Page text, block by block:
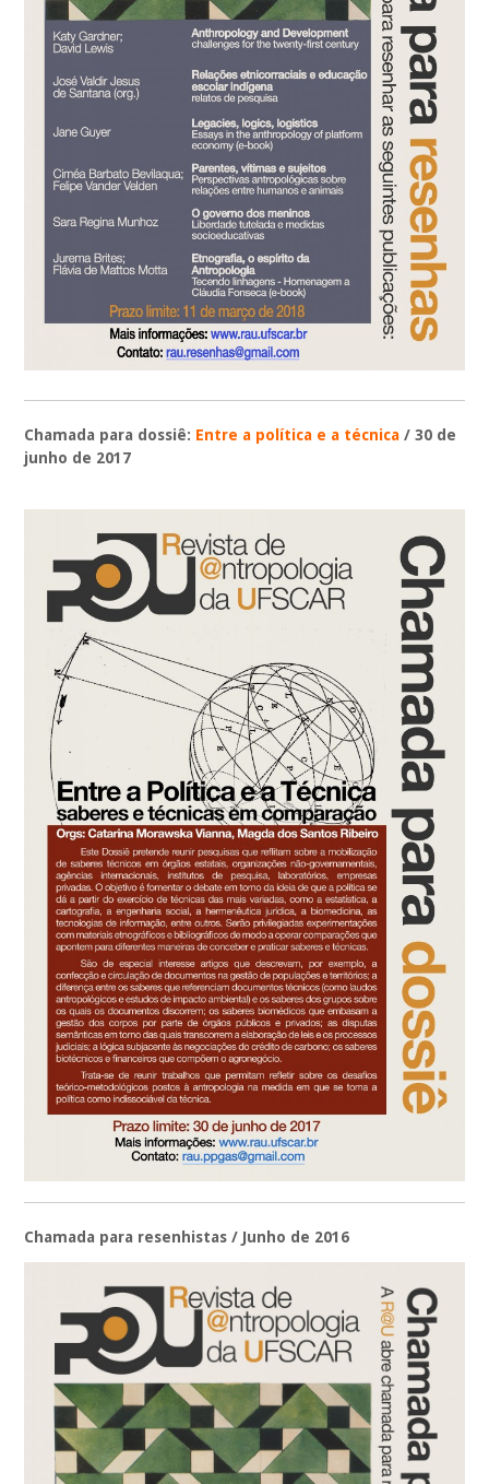
Chamada para dossiê: Entre a política e a técnica/ 30 de
junho de 2017
Chamada para resenhistas / Junho de 2016